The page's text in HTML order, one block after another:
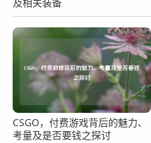
CSGO，付费游戏背后的魅力、
考量及是否要钱之探讨